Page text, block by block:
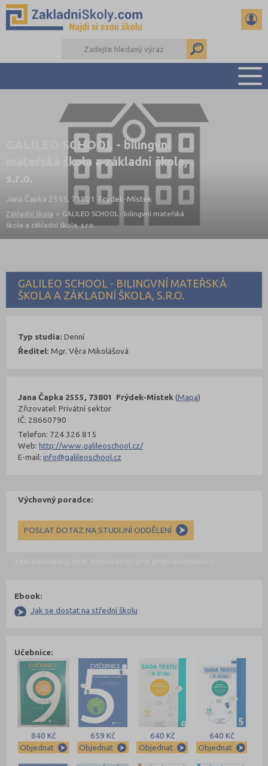
PŘEHLED ŠKOL
PŘIJÍMAČKY NA SŠ
RADY A ČLÁNKY
ČTENÁŘSKÝ DENÍK
DALŠÍ DRUHY ŠKOL
GALILEO SCHOOL - bilingvní
mateřská škola a základní škola,
s.r.o.
Jana Čapka 2555, 73801 Frýdek-Místek
Základní škola > GALILEO SCHOOL - bilingvní mateřská
škola a základní škola, s.r.o.
GALILEO SCHOOL - BILINGVNÍ MATEŘSKÁ
ŠKOLA A ZÁKLADNÍ ŠKOLA, S.R.O.
Jana Čapka 2555, 73801 Frýdek-Místek(Mapa)
Zřizovatel: Privátní sektor
IČ: 28660790
Telefon: 724 326 815
Web:http://www.galileoschool.cz/
E-mail:info@galileoschool.cz
Typ studia: Denní
Ředitel: Mgr. Věra Mikolášová
Výchovný poradce:
POSLAT DOTAZ NA STUDIJNÍ ODDĚLENÍ
Ebook:
Jak se dostat na střední školu
Učebnice:
840 Kč
Objednat
659 Kč
Objednat
640 Kč
Objednat
640 Kč
Objednat